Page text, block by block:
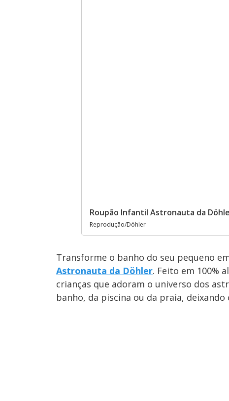
Roupão Infantil Astronauta da
Reprodução/Döhler
Transforme o banho do seu pequeno
Astronauta da Döhler. Feito em 100%
crianças que adoram o universo dos
banho, da piscina ou da praia,